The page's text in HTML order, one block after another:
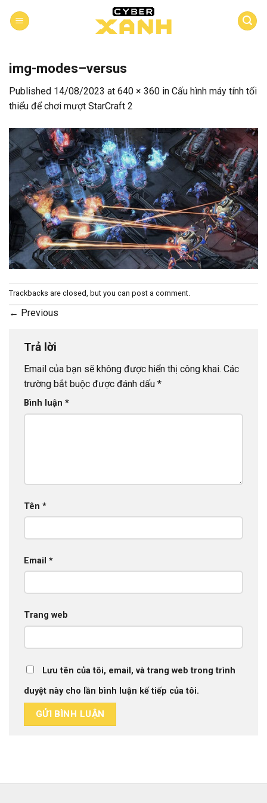
img-modes–versus
Published 14/08/2023 at 640 × 360 in Cấu hình máy tính tối
thiểu để chơi mượt StarCraft 2
Trackbacks are closed, but you can post a comment.
← Previous
Trả lời
Email của bạn sẽ không được hiển thị công khai. Các
trường bắt buộc được đánh dấu *
Bình luận *
Tên *
Email *
Trang web
Lưu tên của tôi, email, và trang web trong trình
duyệt này cho lần bình luận kế tiếp của tôi.